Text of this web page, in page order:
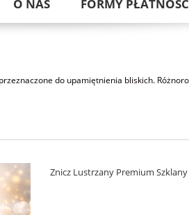
O NAS FORMY
do upamiętnienia bliskich.
Znicz Lustrzany Premium